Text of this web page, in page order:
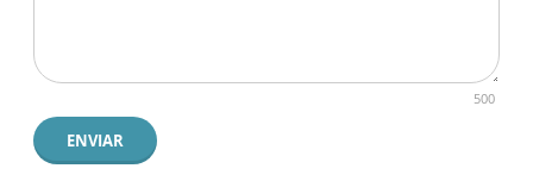
500
ENVIAR